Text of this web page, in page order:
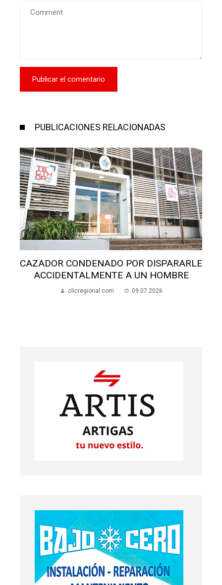
PUBLICACIONES RELACIONADAS
POR DISPARARLE
A UN HOMBRE
09.07.2026
ATELIERA DE